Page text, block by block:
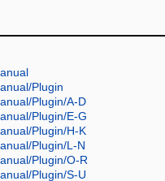
Plugin
Plugin/A-D
Plugin/E-G
Plugin/H-K
Plugin/L-N
Plugin/O-R
Plugin/S-U